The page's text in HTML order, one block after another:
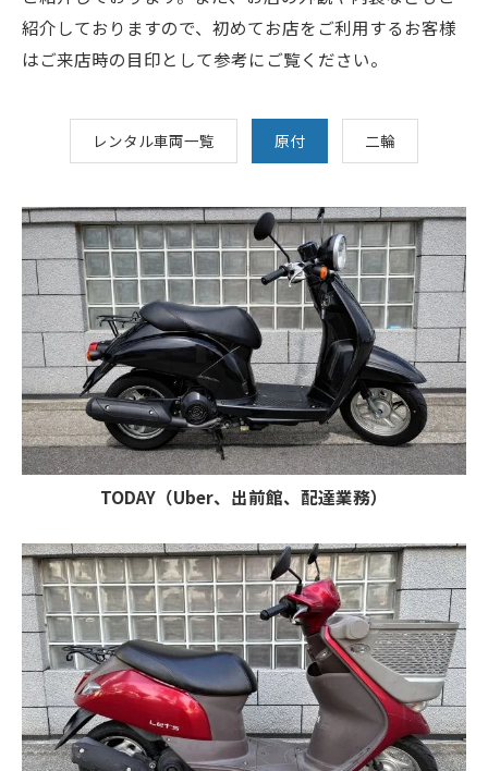
紹介しておりますので、初めてお店をご利用するお客様
はご来店時の目印として参考にご覧ください。
レンタル車両一覧 原付 二輪
TODAY（Uber、出前館、配達業務）